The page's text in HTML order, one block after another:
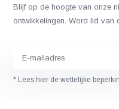
Blijf op de hoogte van onze
ontwikkelingen. Word lid van
* Lees hier de wettelijke